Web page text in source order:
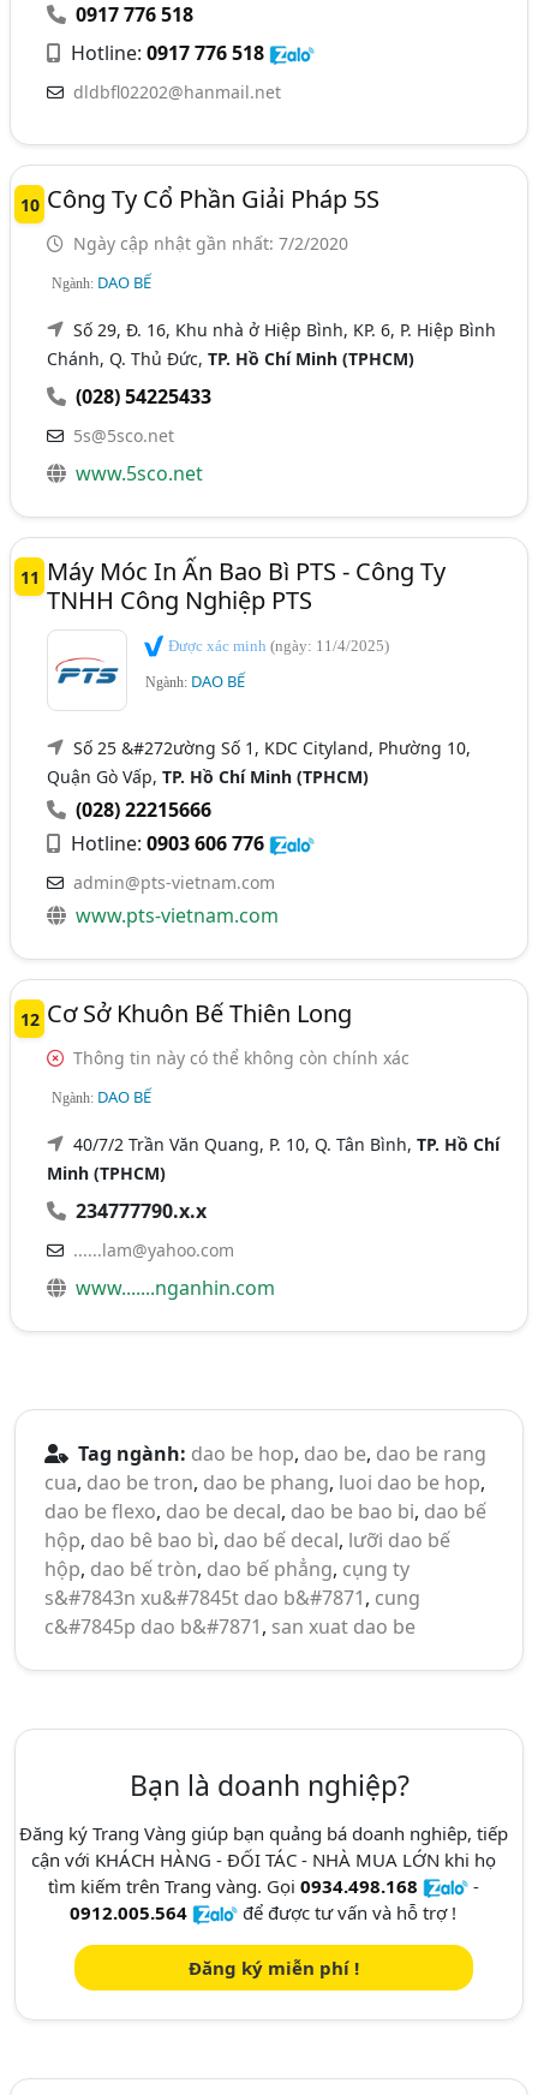
0917 776 518
Hotline:0917 776 518
dldbfl02202@hanmail.net
10 Công Ty Cổ Phần Giải Pháp 5S
Ngày cập nhật gần nhất: 7/2/2020
Ngành: DAO BẾ
Số 29, Đ. 16, Khu nhà ở Hiệp Bình, KP. 6, P. Hiệp Bình
Chánh, Q. Thủ Đức,TP. Hồ Chí Minh (TPHCM)
(028) 54225433
5s@5sco.net
www.5sco.net
11 Máy Móc In Ấn Bao Bì PTS - Công Ty
TNHH Công Nghiệp PTS
Được xác minh(ngày: 11/4/2025)
Ngành: DAO BẾ
Số 25 &#272ường Số 1, KDC Cityland, Phường 10,
Quận Gò Vấp,TP. Hồ Chí Minh (TPHCM)
(028) 22215666
Hotline:0903 606 776
admin@pts-vietnam.com
www.pts-vietnam.com
12 Cơ Sở Khuôn Bế Thiên Long
Thông tin này có thể không còn chính xác
Ngành: DAO BẾ
40/7/2 Trần Văn Quang, P. 10, Q. Tân Bình,TP. Hồ Chí
Minh (TPHCM)
234777790.x.x
......lam@yahoo.com
www.......nganhin.com
Tag ngành: dao be hop, dao be, dao be rang
cua, dao be tron, dao be phang, luoi dao be hop,
dao be flexo, dao be decal, dao be bao bi, dao bế
hộp, dao bê bao bì, dao bế decal, lưỡi dao bế
hộp, dao bế tròn, dao bế phẳng, cụng ty
s&#7843n xu&#7845t dao b&#7871, cung
c&#7845p dao b&#7871, san xuat dao be
Bạn là doanh nghiệp?
Đăng ký Trang Vàng giúp bạn quảng bá doanh nghiêp, tiếp
cận với KHÁCH HÀNG - ĐỐI TÁC - NHÀ MUA LỚN khi họ
tìm kiếm trên Trang vàng. Gọi 0934.498.168
-
0912.005.564
để được tư vấn và hỗ trợ !
Đăng ký miễn phí !